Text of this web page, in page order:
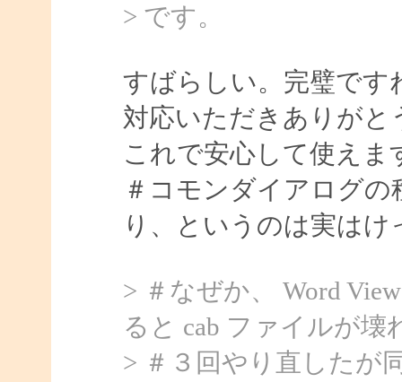
> です。
すばらしい。完璧です
対応いただきありがと
これで安心して使えま
＃コモンダイアログ
り、というのは実は
> ＃なぜか、 Word
ると cab ファイルが
> ＃３回やり直したが